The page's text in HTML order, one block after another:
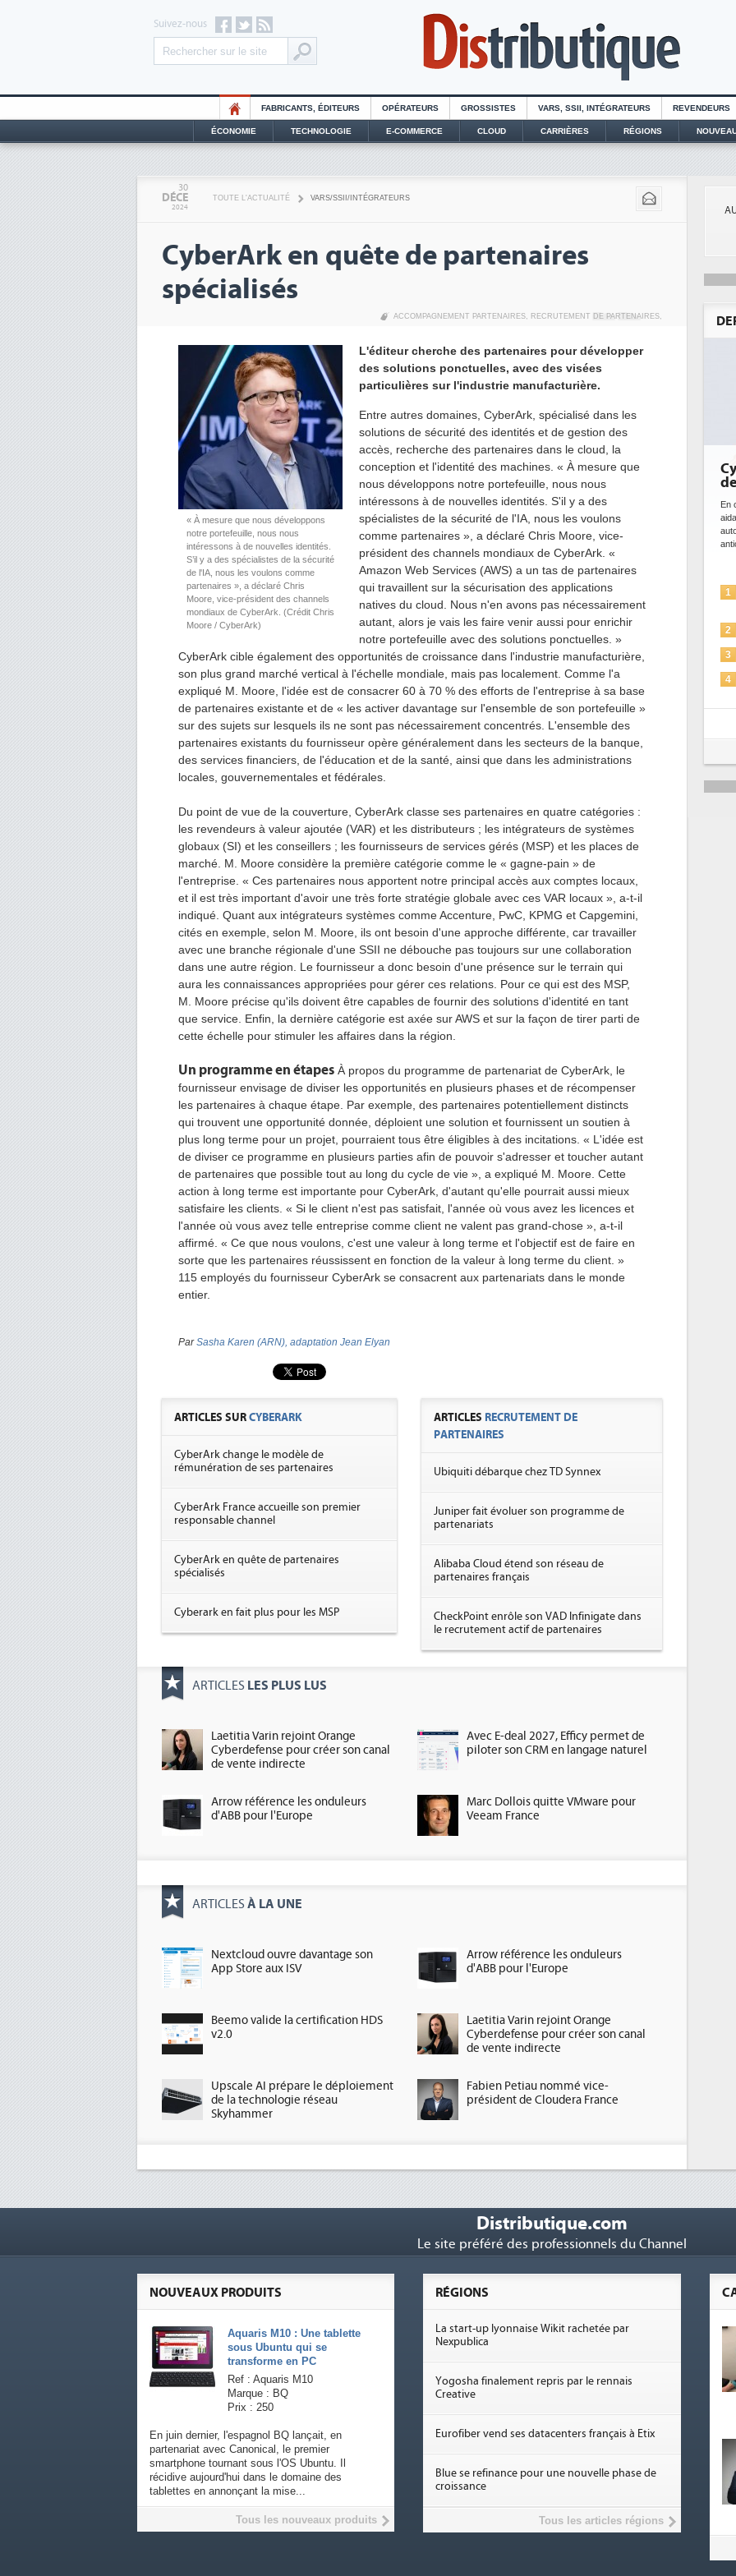
Suivez-nous
FABRICANTS, ÉDITEURS OPÉRATEURS GROSSISTES VARS, SSII, INTÉGRATEURS REVENDEURS
ÉCONOMIE TECHNOLOGIE E-COMMERCE CLOUD CARRIÈRES RÉGIONS
30
DÉCE
2024
TOUTE L'ACTUALITÉ VARS/SSII/INTÉGRATEURS
CyberArk en quête de partenaires
spécialisés
ACCOMPAGNEMENT PARTENAIRES, RECRUTEMENT DE PARTENAIRES,
« À mesure que nous développons
notre portefeuille, nous nous
intéressons à de nouvelles identités.
S’il y a des spécialistes de la sécurité
de l'IA, nous les voulons comme
partenaires », a déclaré Chris
Moore, vice-président des channels
mondiaux de CyberArk. (Crédit Chris
Moore / CyberArk)
L'éditeur cherche des partenaires pour développer
des solutions ponctuelles, avec des visées
particulières sur l'industrie manufacturière.
Entre autres domaines, CyberArk, spécialisé dans les
solutions de sécurité des identités et de gestion des
accès, recherche des partenaires dans le cloud, la
conception et l'identité des machines. « À mesure que
nous développons notre portefeuille, nous nous
intéressons à de nouvelles identités. S'il y a des
spécialistes de la sécurité de l'IA, nous les voulons
comme partenaires », a déclaré Chris Moore, vice-
président des channels mondiaux de CyberArk. «
Amazon Web Services (AWS) a un tas de partenaires
qui travaillent sur la sécurisation des applications
natives du cloud. Nous n'en avons pas nécessairement
autant, alors je vais les faire venir aussi pour enrichir
notre portefeuille avec des solutions ponctuelles. »
CyberArk cible également des opportunités de croissance dans l'industrie manufacturière,
son plus grand marché vertical à l'échelle mondiale, mais pas localement. Comme l'a
expliqué M. Moore, l'idée est de consacrer 60 à 70 % des efforts de l'entreprise à sa base
de partenaires existante et de « les activer davantage sur l'ensemble de son portefeuille »
sur des sujets sur lesquels ils ne sont pas nécessairement concentrés. L'ensemble des
partenaires existants du fournisseur opère généralement dans les secteurs de la banque,
des services financiers, de l'éducation et de la santé, ainsi que dans les administrations
locales, gouvernementales et fédérales.
Du point de vue de la couverture, CyberArk classe ses partenaires en quatre catégories :
les revendeurs à valeur ajoutée (VAR) et les distributeurs ; les intégrateurs de systèmes
globaux (SI) et les conseillers ; les fournisseurs de services gérés (MSP) et les places de
marché. M. Moore considère la première catégorie comme le « gagne-pain » de
l'entreprise. « Ces partenaires nous apportent notre principal accès aux comptes locaux,
et il est très important d'avoir une très forte stratégie globale avec ces VAR locaux », a-t-il
indiqué. Quant aux intégrateurs systèmes comme Accenture, PwC, KPMG et Capgemini,
cités en exemple, selon M. Moore, ils ont besoin d'une approche différente, car travailler
avec une branche régionale d'une SSII ne débouche pas toujours sur une collaboration
dans une autre région. Le fournisseur a donc besoin d'une présence sur le terrain qui
aura les connaissances appropriées pour gérer ces relations. Pour ce qui est des MSP,
M. Moore précise qu'ils doivent être capables de fournir des solutions d'identité en tant
que service. Enfin, la dernière catégorie est axée sur AWS et sur la façon de tirer parti de
cette échelle pour stimuler les affaires dans la région.
Un programme en étapes À propos du programme de partenariat de CyberArk, le
fournisseur envisage de diviser les opportunités en plusieurs phases et de récompenser
les partenaires à chaque étape. Par exemple, des partenaires potentiellement distincts
qui trouvent une opportunité donnée, déploient une solution et fournissent un soutien à
plus long terme pour un projet, pourraient tous être éligibles à des incitations. « L'idée est
de diviser ce programme en plusieurs parties afin de pouvoir s'adresser et toucher autant
de partenaires que possible tout au long du cycle de vie », a expliqué M. Moore. Cette
action à long terme est importante pour CyberArk, d'autant qu'elle pourrait aussi mieux
satisfaire les clients. « Si le client n'est pas satisfait, l'année où vous avez les licences et
l'année où vous avez telle entreprise comme client ne valent pas grand-chose », a-t-il
affirmé. « Ce que nous voulons, c'est une valeur à long terme et l'objectif est de faire en
sorte que les partenaires réussissent en fonction de la valeur à long terme du client. »
115 employés du fournisseur CyberArk se consacrent aux partenariats dans le monde
entier.
ParSasha Karen (ARN), adaptation Jean Elyan
ARTICLES SURCYBERARK
CyberArk change le modèle de
rémunération de ses partenaires
CyberArk France accueille son premier
responsable channel
CyberArk en quête de partenaires
spécialisés
Cyberark en fait plus pour les MSP
ARTICLES RECRUTEMENT DE
PARTENAIRES
Ubiquiti débarque chez TD Synnex
Juniper fait évoluer son programme de
partenariats
Alibaba Cloud étend son réseau de
partenaires français
CheckPoint enrôle son VAD Infinigate dans
le recrutement actif de partenaires
ARTICLES LES PLUS LUS
Laetitia Varin rejoint Orange
Cyberdefense pour créer son canal
de vente indirecte
Avec E-deal 2027, Efficy permet de
piloter son CRM en langage naturel
Arrow référence les onduleurs
d'ABB pour l'Europe
Marc Dollois quitte VMware pour
Veeam France
ARTICLES À LA UNE
Nextcloud ouvre davantage son
App Store aux ISV
Arrow référence les onduleurs
d'ABB pour l'Europe
Beemo valide la certification HDS
v2.0
Laetitia Varin rejoint Orange
Cyberdefense pour créer son canal
de vente indirecte
Upscale AI prépare le déploiement
de la technologie réseau
Skyhammer
Fabien Petiau nommé vice-
président de Cloudera France
Cybersécurité, le double visage
de l'IA
En cybersécurité, l'IA joue un double rôle : le gentil en
aidant à détecter et à prévenir les menaces, à
automatiser les processus de sécurité, à simuler et
1
L'IA, déjà bien présente dans les
solutions de sécurité et...
La sécurité des IA en question
3 Sécuriser les IA par l'IA
4
IA et conformité : un défi crucial
pour les entreprises
Une IA de confiance pour une IA
plus sûre ?
Distributique.com
Le site préféré des professionnels du Channel
NOUVEAUX PRODUITS
Aquaris M10 : Une tablette
sous Ubuntu qui se
transforme en PC
Ref : Aquaris M10
Marque : BQ
Prix : 250
En juin dernier, l'espagnol BQ lançait, en
partenariat avec Canonical, le premier
smartphone tournant sous l'OS Ubuntu. Il
récidive aujourd'hui dans le domaine des
tablettes en annonçant la mise...
Tous les nouveaux produits
RÉGIONS
La start-up lyonnaise Wikit rachetée par
Nexpublica
Yogosha finalement repris par le rennais
Creative
Eurofiber vend ses datacenters français à Etix
Blue se refinance pour une nouvelle phase de
croissance
Tous les articles régions